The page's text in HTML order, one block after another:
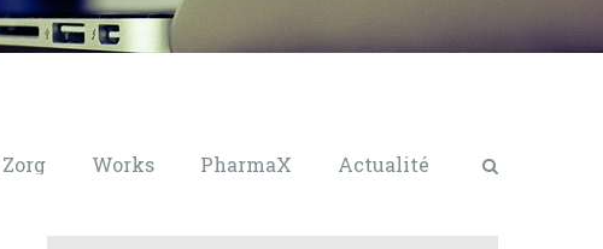
Zorg Works PharmaX Actualité